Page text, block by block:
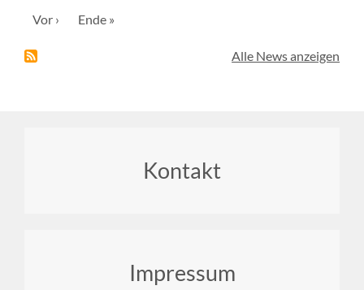
Nächste
Vor ›
Letzte
Ende »
Alle News anzeigen
Kontakt
Impressum